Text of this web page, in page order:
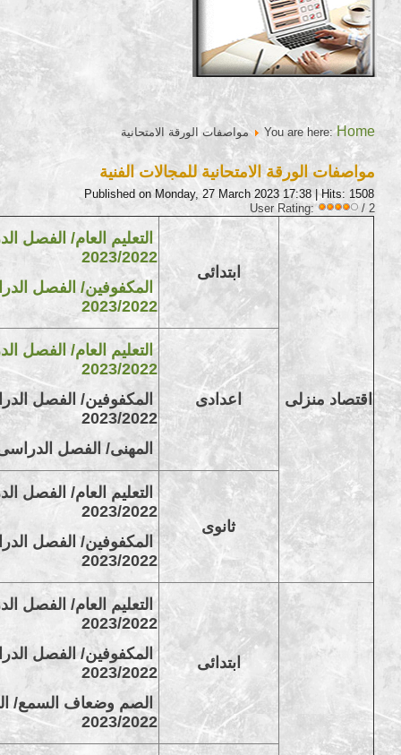
You are here:Home مواصفات الورقة الامتحانية
مواصفات الورقة الامتحانية للمجالات الفنية
Published on Monday, 27 March 2023 17:38| Hits: 1508
User Rating:
/ 2
اقتصاد منزلى
ابتدائى
التعليم العام/ الفصل
2023/2022
المكفوفين/ الفصل
2023/2022
اعدادى
التعليم العام/ الفصل
2023/2022
المكفوفين/ الفصل
2023/2022
المهنى/ الفصل الدراسى
ثانوى
التعليم العام/ الفصل
2023/2022
المكفوفين/ الفصل
2023/2022
ابتدائى
التعليم العام/ الفصل
2023/2022
المكفوفين/ الفصل
2023/2022
الصم وضعاف السمع/
2023/2022